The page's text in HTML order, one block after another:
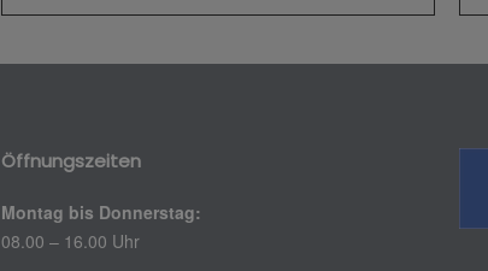
Öffnungszeiten
Montag bis Donnerstag:
08.00 – 16.00 Uhr